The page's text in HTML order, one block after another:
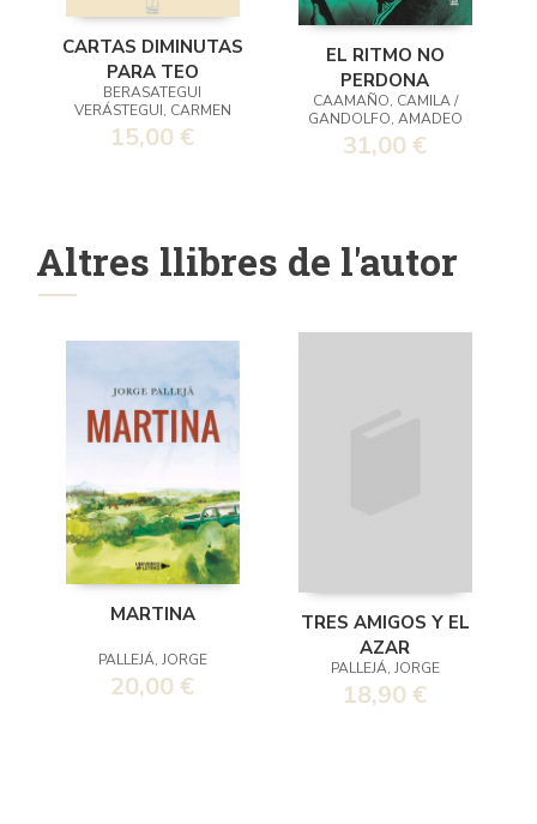
CARTAS DIMINUTAS
PARA TEO
BERASATEGUI
VERÁSTEGUI, CARMEN
15,00 €
EL RITMO NO
PERDONA
CAAMAÑO, CAMILA /
GANDOLFO, AMADEO
31,00 €
Altres llibres de l'autor
MARTINA
PALLEJÁ, JORGE
20,00 €
TRES AMIGOS Y EL
AZAR
PALLEJÁ, JORGE
18,90 €